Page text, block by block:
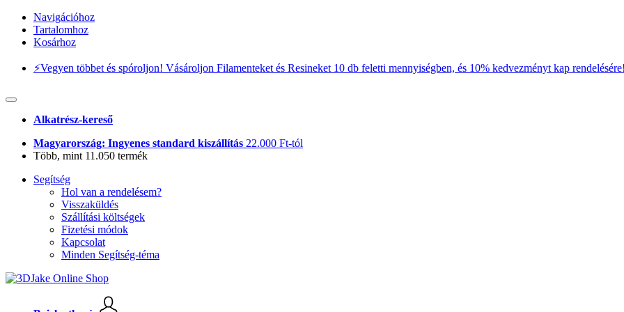
Navigációhoz
Tartalomhoz
Kosárhoz
⚡️Vegyen többet és spóroljon! Vásároljon Filamenteket és Resineket 10 db feletti mennyiségben, és 10% kedvezményt kap
Alkatrész-kereső
Magyarország: Ingyenes standard kiszállítás 22.000 Ft-tól
Több, mint 11.050 termék
Segítség
Hol van a rendelésem?
Visszaküldés
Szállítási költségek
Fizetési módok
Kapcsolat
Minden Segítség-téma